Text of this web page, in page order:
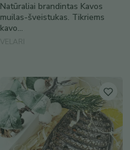
Natūraliai brandintas Kavos
muilas-šveistukas. Tikriems
kavo...
VELARI